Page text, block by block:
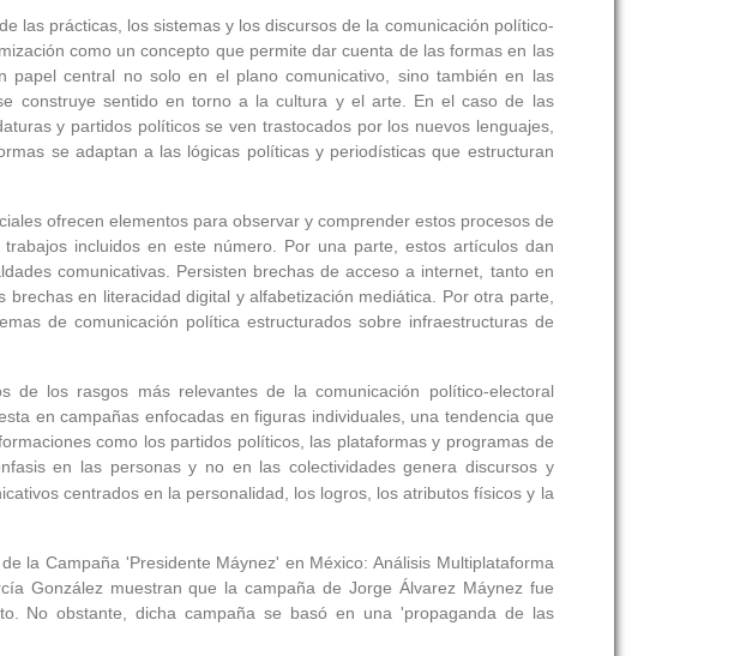
las prácticas, los sistemas y los discursos de la comunicación político-
como un concepto que permite dar cuenta de las formas en las
central no solo en el plano comunicativo, sino también en las
construye sentido en torno a la cultura y el arte. En el caso de las
y partidos políticos se ven trastocados por los nuevos lenguajes,
se adaptan a las lógicas políticas y periodísticas que estructuran
ofrecen elementos para observar y comprender estos procesos de
incluidos en este número. Por una parte, estos artículos dan
comunicativas. Persisten brechas de acceso a internet, tanto en
en literacidad digital y alfabetización mediática. Por otra parte,
de comunicación política estructurados sobre infraestructuras de
de los rasgos más relevantes de la comunicación político-electoral
en campañas enfocadas en figuras individuales, una tendencia que
como los partidos políticos, las plataformas y programas de
en las personas y no en las colectividades genera discursos y
centrados en la personalidad, los logros, los atributos físicos y la
la Campaña 'Presidente Máynez' en México: Análisis Multiplataforma
González muestran que la campaña de Jorge Álvarez Máynez fue
No obstante, dicha campaña se basó en una 'propaganda de las